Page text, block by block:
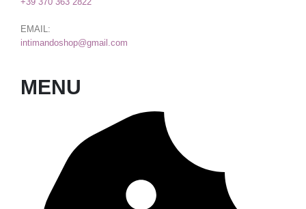
+39 370 363 2822
EMAIL:
intimandoshop@gmail.com
MENU